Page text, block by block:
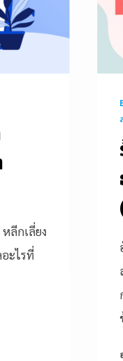
ลีกเลี่ยง
ะไรที่